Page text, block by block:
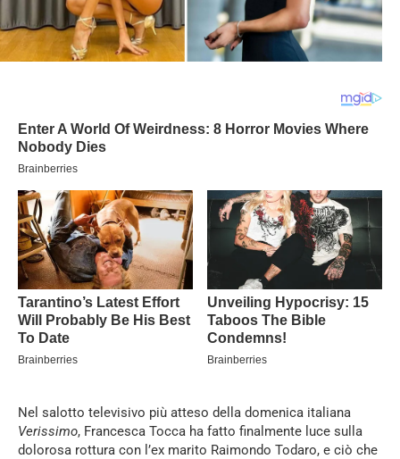
Nel salotto televisivo più atteso della domenica italiana
Verissimo, Francesca Tocca ha fatto finalmente luce sulla
dolorosa rottura con l’ex marito Raimondo Todaro, e ciò che